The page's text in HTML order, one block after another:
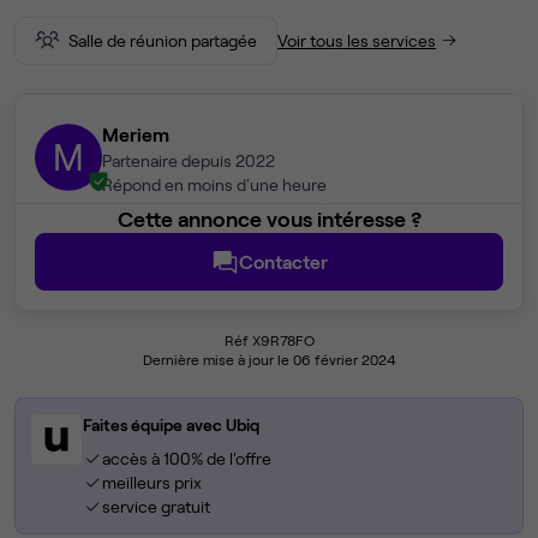
Salle de réunion partagée Voir tous les services
M Meriem
Partenaire depuis 2022
Répond en moins d'une heure
Cette annonce vous intéresse ?
Contacter
Réf X9R78FO
Dernière mise à jour le 06 février 2024
Faites équipe avec Ubiq
accès à 100% de l'offre
meilleurs prix
service gratuit